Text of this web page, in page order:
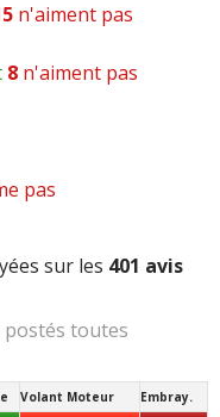
n'aiment pas
8 n'aiment pas
pas
sur les 401 avis
postés toutes
Volant Moteur Embray.